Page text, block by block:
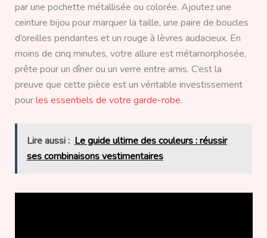
par une pochette métallisée ou colorée. Ajoutez une
ceinture bijou pour marquer la taille, une paire de boucles
d’oreilles pendantes et un rouge à lèvres audacieux. En
moins de cinq minutes, votre allure est métamorphosée,
prête pour un dîner ou un verre entre amis. C’est la
preuve que cette pièce est un véritable investissement
pourles essentiels de votre garde-robe.
Lire aussi : Le guide ultime des couleurs : réussir
ses combinaisons vestimentaires